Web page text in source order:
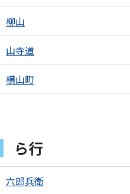
柳山
山寺道
横山町
ら行
六郎兵衛